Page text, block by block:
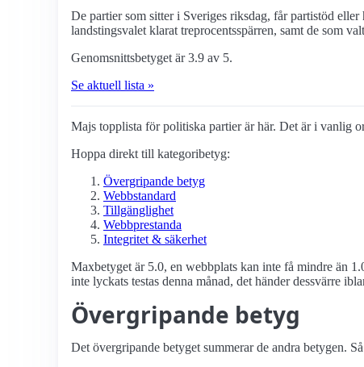
De partier som sitter i Sveriges riksdag, får partistöd eller
landstingsvalet klarat treprocents­spärren, samt de som
Genomsnittsbetyget är 3.9 av 5.
Se aktuell lista »
Majs topplista för politiska partier är här. Det är i vanlig
Hoppa direkt till kategoribetyg:
Övergripande betyg
Webbstandard
Tillgänglighet
Webbprestanda
Integritet & säkerhet
Maxbetyget är 5.0, en webbplats kan inte få mindre än
inte lyckats testas denna månad, det händer dessvärre
Övergripande betyg
Det övergripande betyget summerar de andra betygen.